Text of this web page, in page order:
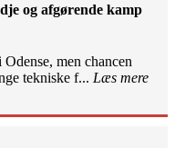
og afgørende kamp
men chancen
tekniske f... Læs mere